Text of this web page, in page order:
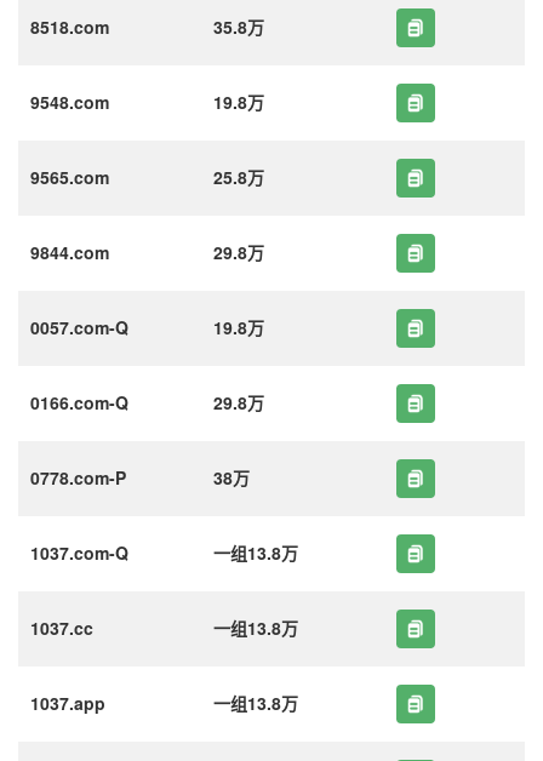
8518.com 35.8万
9548.com 19.8万
9565.com 25.8万
9844.com 29.8万
0057.com-Q 19.8万
0166.com-Q 29.8万
0778.com-P 38万
1037.com-Q 一组13.8万
1037.cc 一组13.8万
1037.app 一组13.8万